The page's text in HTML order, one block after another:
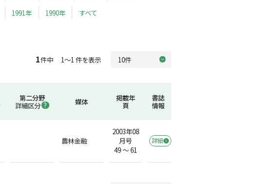
1991年 1990年 すべて
1件中 1～1 件を表示
第二分野
詳細区分
媒体
掲載年
頁
書誌
情報
農林金融
2003年08
月号
49 ～ 61
詳細